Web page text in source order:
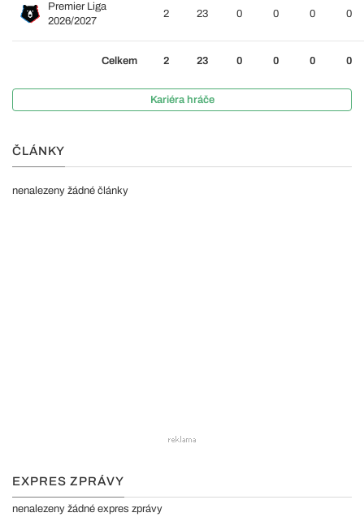
Premier Liga
2026/2027
2 23 0 0 0 0
Celkem 2 23 0 0 0 0
Kariéra hráče
ČLÁNKY
nenalezeny žádné články
EXPRES ZPRÁVY
nenalezeny žádné expres zprávy